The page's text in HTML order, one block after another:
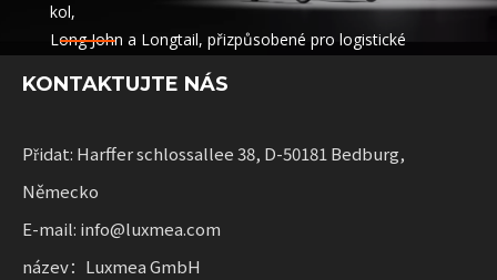
kol,
Long John a Longtail, přizpůsobené pro logistické
sdílení služeb a pronájem vozových parků. Tato řešení
s flexibilitou pro podniky rozšiřující udržitelnou mobilitu.
KONTAKTUJTE NÁS
Přidat: Harffer schlossallee 38, D-50181 Bedburg,
Německo
E-mail: info@luxmea.com
název：Luxmea GmbH